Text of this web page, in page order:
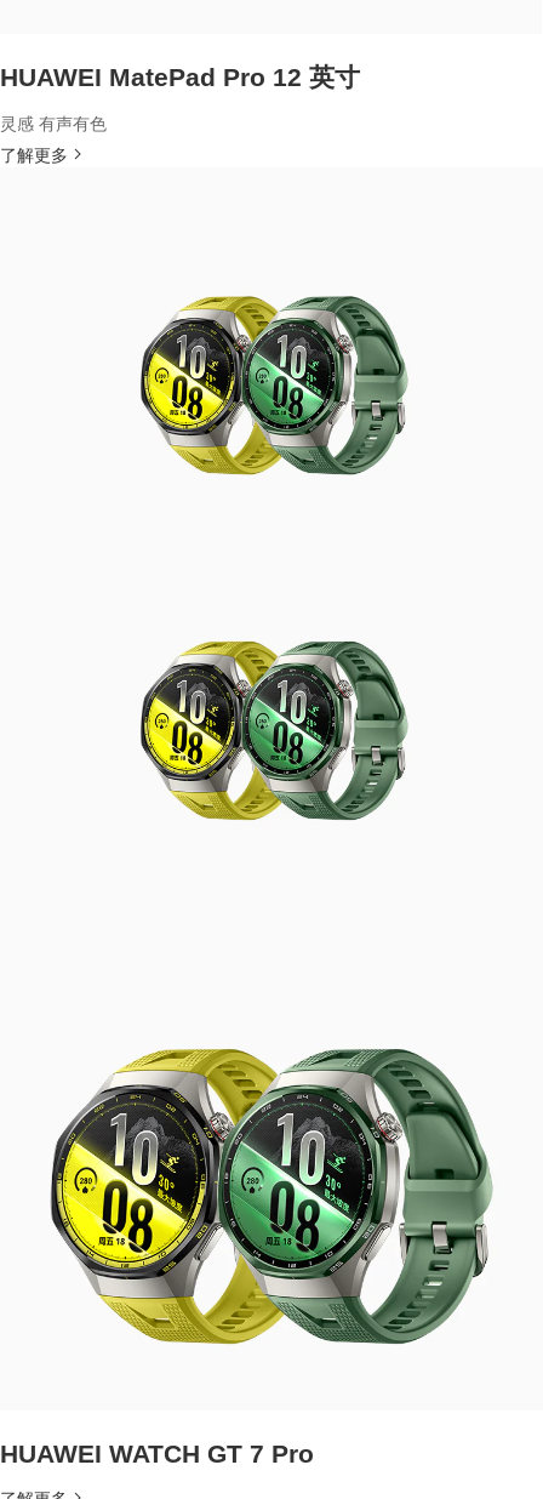
HUAWEI MatePad Pro 12 英寸
灵感 有声有色
了解更多
HUAWEI WATCH GT 7 Pro